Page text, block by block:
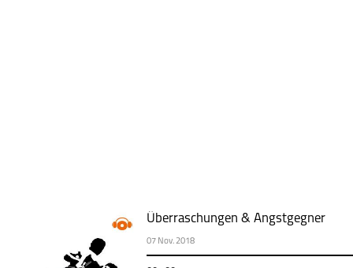
Überraschungen & Angstgegner
07 Nov. 2018